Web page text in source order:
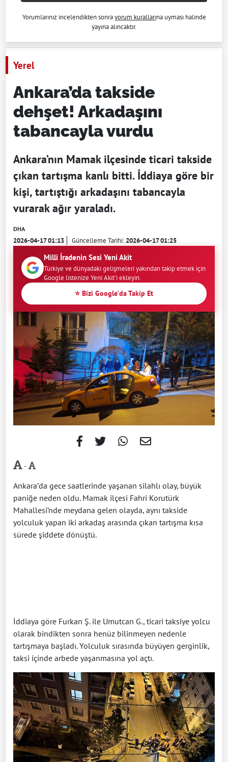
Yorumlarınız incelendikten sonrayorum kurallarına uyması halinde
yayına alıncaktır.
Yerel
Ankara’da takside
dehşet! Arkadaşını
tabancayla vurdu
Ankara’nın Mamak ilçesinde ticari takside
çıkan tartışma kanlı bitti. İddiaya göre bir
kişi, tartıştığı arkadaşını tabancayla
vurarak ağır yaraladı.
DHA
2026-04-17 01:13 Güncelleme Tarihi:2026-04-17 01:25
Milli İradenin Sesi Yeni Akit
Türkiye ve dünyadaki gelişmeleri yakından takip etmek için
Google listenize Yeni Akit'i ekleyin.
⭐ Bizi Google'da Takip Et
-
Ankara’da gece saatlerinde yaşanan silahlı olay, büyük
paniğe neden oldu. Mamak ilçesi Fahri Korutürk
Mahallesi’nde meydana gelen olayda, aynı takside
yolculuk yapan iki arkadaş arasında çıkan tartışma kısa
sürede şiddete dönüştü.
İddiaya göre Furkan Ş. ile Umutcan G., ticari taksiye yolcu
olarak bindikten sonra henüz bilinmeyen nedenle
tartışmaya başladı. Yolculuk sırasında büyüyen gerginlik,
taksi içinde arbede yaşanmasına yol açtı.